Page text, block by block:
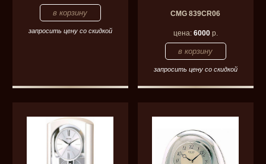
запросить цену со скидкой
CMG 839СR06
цена: 6000р.
запросить цену со скидкой